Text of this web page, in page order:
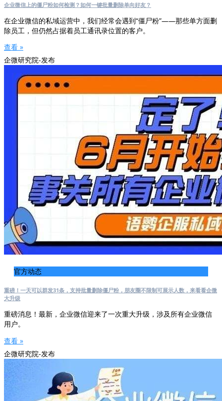
企业微信上的僵尸粉如何检测？如何一键批量删除单向好友？
在企业微信的私域运营中，我们经常会遇到“僵尸粉”——那些单方面删
除员工，但仍然占据着员工通讯录位置的客户。
查看 »
企微研究院-发布
官方动态
重磅！一天可以群发31条，支持批量删除僵尸粉，朋友圈不限制可展示人数，来看看企微
大升级
重磅消息！最新，企业微信迎来了一次重大升级，涉及所有企业微信
用户。
查看 »
企微研究院-发布